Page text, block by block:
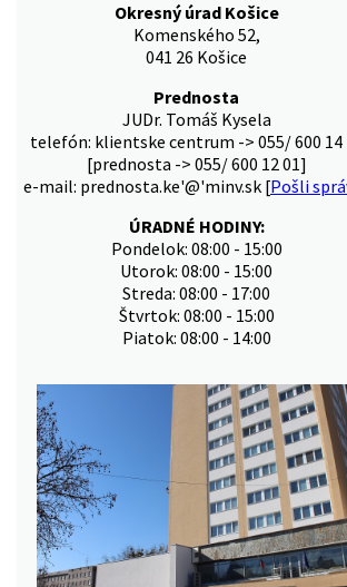
Okresný úrad Košice
Komenského 52,
041 26 Košice
Prednosta
JUDr. Tomáš Kysela
telefón: klientske centrum -> 055/ 600 14
[prednosta -> 055/ 600 12 01]
e-mail: prednosta.ke'@'minv.sk [Pošli
ÚRADNÉ HODINY:
Pondelok: 08:00 - 15:00
Utorok: 08:00 - 15:00
Streda: 08:00 - 17:00
Štvrtok: 08:00 - 15:00
Piatok: 08:00 - 14:00